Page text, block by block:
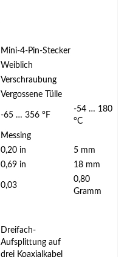
Mini-4-Pin-Stecker
Weiblich
Verschraubung
Vergossene Tülle
-65 … 356 °F
-54 … 180
°C
Messing
0,20 in
5 mm
0,69 in 18 mm
0,03
0,80
Gramm
Dreifach-
Aufsplittung auf
drei Koaxialkabel